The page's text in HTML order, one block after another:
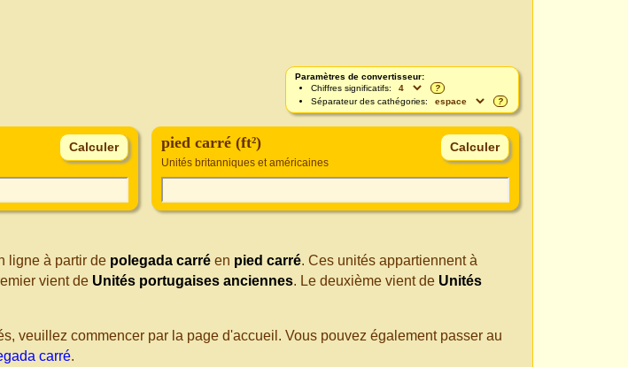
Paramètres de convertisseur:
Chiffres significatifs:
?
Séparateur des cathégories:
?
pied carré (ft²)
Unités britanniques et américaines
ligne à partir de polegada carré en pied carré. Ces unités appartiennent à
vient de Unités portugaises anciennes. Le deuxième vient de Unités
veuillez commencer par la page d'accueil. Vous pouvez également passer au
carré.